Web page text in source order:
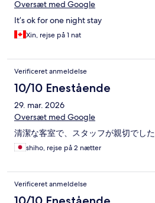
Oversæt med Google
It’s ok for one night stay
Xin, rejse på 1 nat
Verificeret anmeldelse
10/10 Enestående
29. mar. 2026
Oversæt med Google
清潔な客室で、スタッフが親切でした
shiho, rejse på 2 nætter
Verificeret anmeldelse